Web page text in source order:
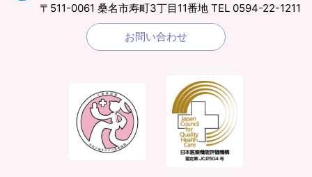
〒511-0061 桑名市寿町3丁目11番地 TEL 0594-22-1211
お問い合わせ